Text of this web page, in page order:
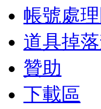
帳號處
道具掉
贊助
下載區